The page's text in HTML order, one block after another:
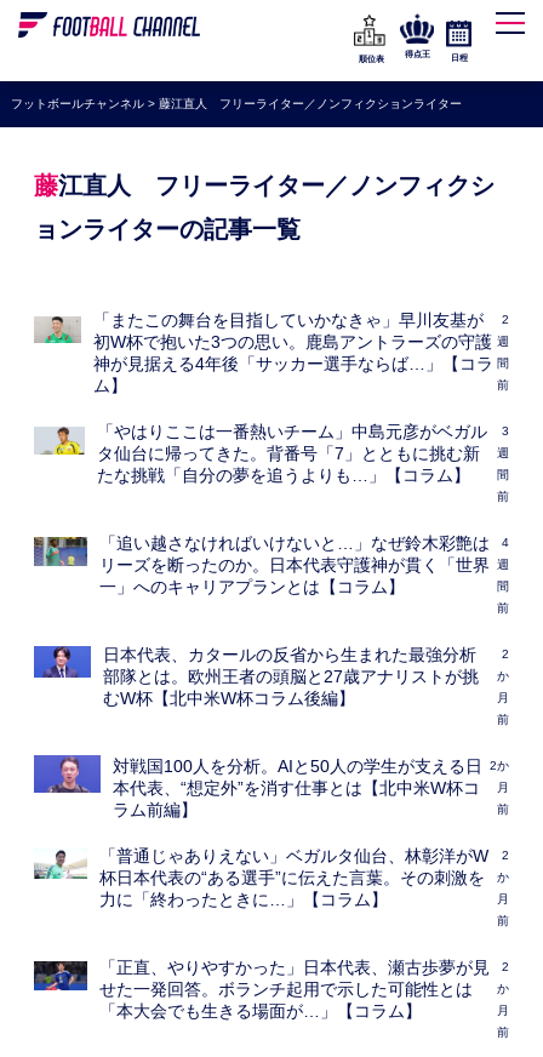
WEリーグ
海外サッカー
プレミアリーグ
ラ・リーガ
セリエA
ナショナルチーム
高校サッカー
動画
順位表
得点王 日程
フットボールチャンネル> 藤江直人 フリーライター／ノンフィクションライター
藤江直人 フリーライター／ノンフィクシ
ョンライターの記事一覧
「またこの舞台を目指していかなきゃ」早川友基が
初W杯で抱いた3つの思い。鹿島アントラーズの守護
神が見据える4年後「サッカー選手ならば…」【コラ
ム】
2
週
間
前
「やはりここは一番熱いチーム」中島元彦がベガル
タ仙台に帰ってきた。背番号「7」とともに挑む新
たな挑戦「自分の夢を追うよりも…」【コラム】
3
週
間
前
「追い越さなければいけないと…」なぜ鈴木彩艶は
リーズを断ったのか。日本代表守護神が貫く「世界
一」へのキャリアプランとは【コラム】
4
週
間
前
日本代表、カタールの反省から生まれた最強分析
部隊とは。欧州王者の頭脳と27歳アナリストが挑
むW杯【北中米W杯コラム後編】
2
か
月
前
対戦国100人を分析。AIと50人の学生が支える日
本代表、“想定外”を消す仕事とは【北中米W杯コ
ラム前編】
2か
月
前
「普通じゃありえない」ベガルタ仙台、林彰洋がW
杯日本代表の“ある選手”に伝えた言葉。その刺激を
力に「終わったときに…」【コラム】
2
か
月
前
「正直、やりやすかった」日本代表、瀬古歩夢が見
せた一発回答。ボランチ起用で示した可能性とは
「本大会でも生きる場面が…」【コラム】
2
か
月
前